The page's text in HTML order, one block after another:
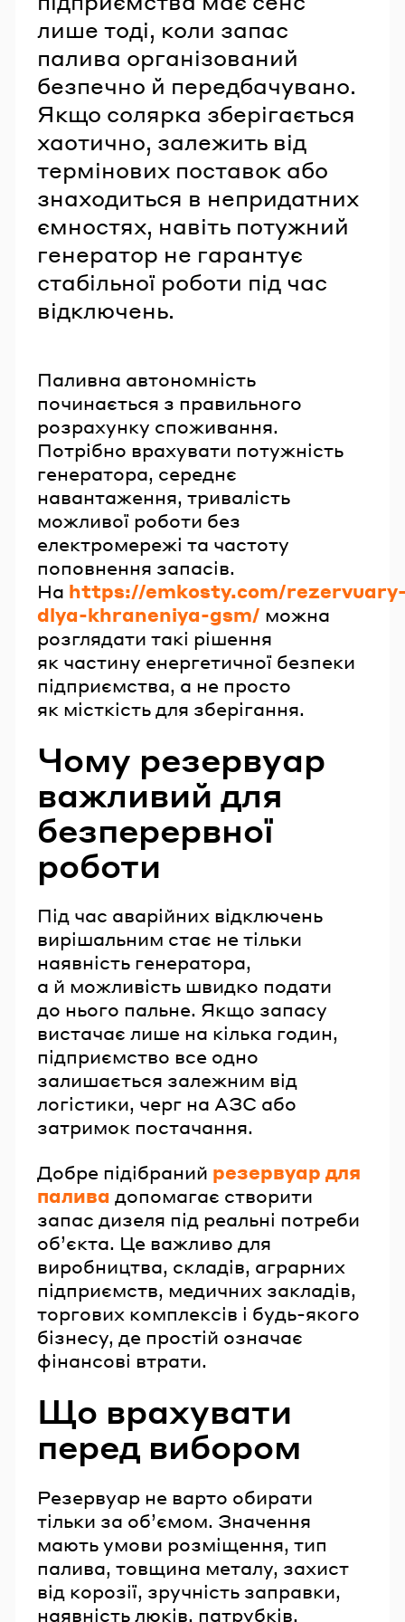
лише тоді, коли запас
палива організований
безпечно й передбачувано.
Якщо солярка зберігається
хаотично, залежить від
термінових поставок або
знаходиться в непридатних
ємностях, навіть потужний
генератор не гарантує
стабільної роботи під час
відключень.
Паливна автономність
починається з правильного
розрахунку споживання.
Потрібно врахувати потужність
генератора, середнє
навантаження, тривалість
можливої роботи без
електромережі та частоту
поповнення запасів.
На https://emkosty.com/
dlya-khraneniya-gsm/ можна
розглядати такі рішення
як частину енергетичної безпеки
підприємства, а не просто
як місткість для зберігання.
Чому резервуар
важливий для
безперервної
роботи
Під час аварійних відключень
вирішальним стає не тільки
наявність генератора,
а й можливість швидко подати
до нього пальне. Якщо запасу
вистачає лише на кілька годин,
підприємство все одно
залишається залежним від
логістики, черг на АЗС або
затримок постачання.
Добре підібраний резервуар для
палива допомагає створити
запас дизеля під реальні потреби
об’єкта. Це важливо для
виробництва, складів, аграрних
підприємств, медичних закладів,
торгових комплексів і будь-якого
бізнесу, де простій означає
фінансові втрати.
Що врахувати
перед вибором
Резервуар не варто обирати
тільки за об’ємом. Значення
мають умови розміщення, тип
палива, товщина металу, захист
від корозії, зручність заправки,
наявність люків, патрубків,